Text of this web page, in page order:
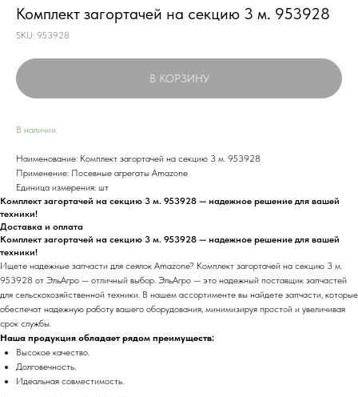
Комплект загортачей на секцию 3 м. 953928
SKU: 953928
В КОРЗИНУ
В наличии
Наименование: Комплект загортачей на секцию 3 м. 953928
Применение: Посевные агрегаты Amazone
Единица измерения: шт
Комплект загортачей на секцию 3 м. 953928 — надежное решение для вашей
техники!
Доставка и оплата
Комплект загортачей на секцию 3 м. 953928 — надежное решение для вашей
техники!
Ищете надежные запчасти для сеялок Amazone? Комплект загортачей на секцию 3 м.
953928 от ЭльАгро — отличный выбор. ЭльАгро — это надежный поставщик запчастей
для сельскохозяйственной техники. В нашем ассортименте вы найдете запчасти, которые
обеспечат надежную работу вашего оборудования, минимизируя простой и увеличивая
срок службы.
Наша продукция обладает рядом преимуществ:
Высокое качество.
Долговечность.
Идеальная совместимость.